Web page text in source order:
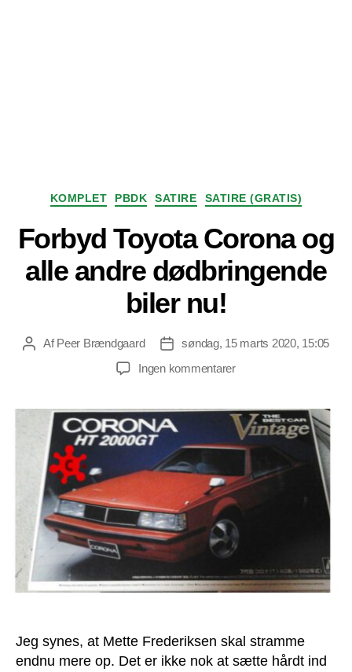
Kategorier
KOMPLET PBDK SATIRE SATIRE (GRATIS)
Forbyd Toyota Corona og
alle andre dødbringende
biler nu!
Indlægsforfatter
AfPeer Brændgaard Indlægsdato
søndag, 15 marts 2020, 15:05
Ingen kommentarertil
Corona
og
alle
andre
dødbringende
biler
nu!
Jeg synes, at Mette Frederiksen skal stramme
endnu mere op. Det er ikke nok at sætte hårdt ind